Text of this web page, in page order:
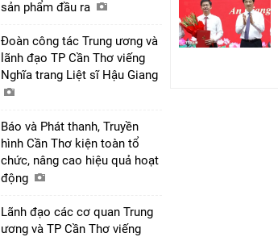
sản phẩm đầu ra
Đoàn công tác Trung ương và
lãnh đạo TP Cần Thơ viếng
Nghĩa trang Liệt sĩ Hậu Giang
Báo và Phát thanh, Truyền
hình Cần Thơ kiện toàn tổ
chức, nâng cao hiệu quả hoạt
động
Lãnh đạo các cơ quan Trung
ương và TP Cần Thơ viếng